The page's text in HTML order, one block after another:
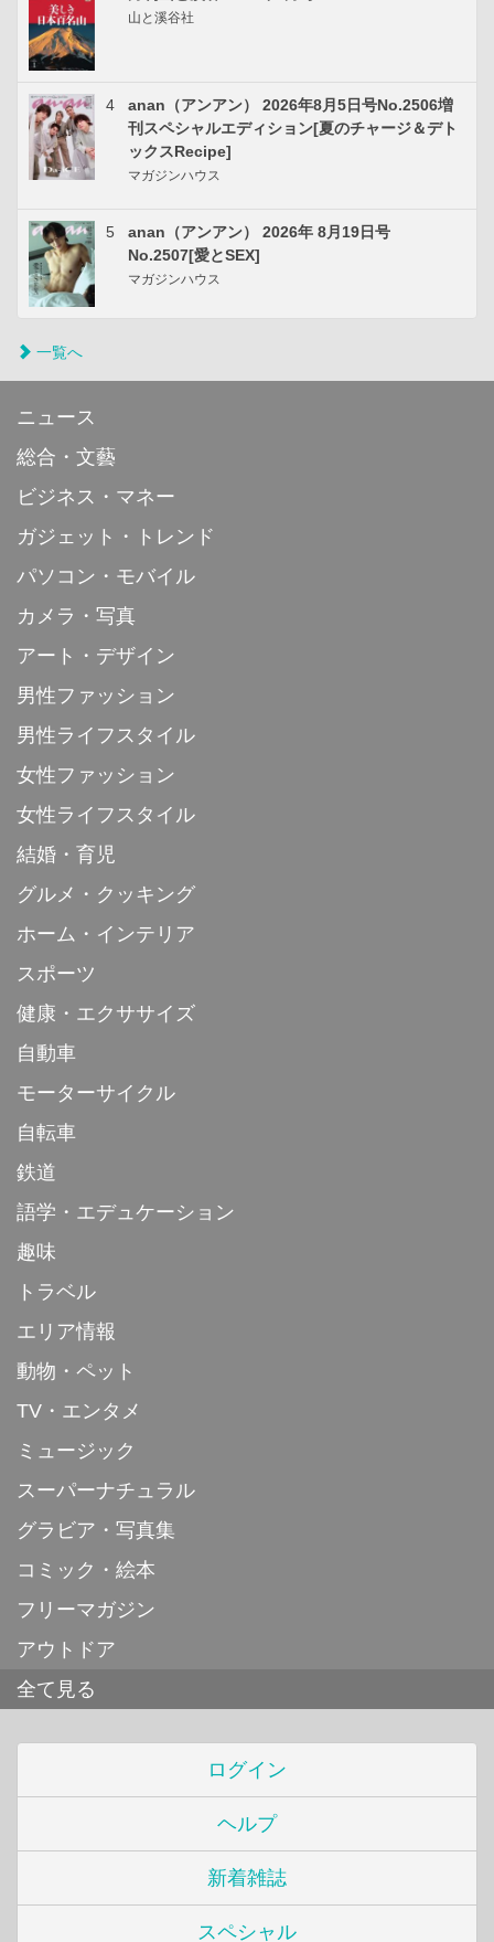
山と溪谷社
4
anan（アンアン） 2026年8月5日号No.2506増
刊スペシャルエディション[夏のチャージ＆デト
ックスRecipe]
マガジンハウス
5
anan（アンアン） 2026年 8月19日号
No.2507[愛とSEX]
マガジンハウス
一覧へ
ニュース
総合・文藝
ビジネス・マネー
ガジェット・トレンド
パソコン・モバイル
カメラ・写真
アート・デザイン
男性ファッション
男性ライフスタイル
女性ファッション
女性ライフスタイル
結婚・育児
グルメ・クッキング
ホーム・インテリア
スポーツ
健康・エクササイズ
自動車
モーターサイクル
自転車
鉄道
語学・エデュケーション
趣味
トラベル
エリア情報
動物・ペット
TV・エンタメ
ミュージック
スーパーナチュラル
グラビア・写真集
コミック・絵本
フリーマガジン
アウトドア
全て見る
ログイン
ヘルプ
新着雑誌
スペシャル